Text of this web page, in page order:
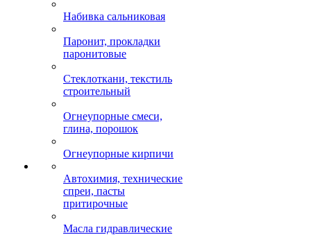
Набивка сальниковая
Паронит, прокладки
паронитовые
Стеклоткани, текстиль
строительный
Огнеупорные смеси,
глина, порошок
Огнеупорные кирпичи
Автохимия, технические
спреи, пасты
притирочные
Масла гидравлические